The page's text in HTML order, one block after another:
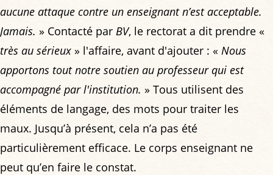
aucune attaque contre un enseignant n’est acceptable.
Jamais. » Contacté par BV, le rectorat a dit prendre «
très au sérieux » l'affaire, avant d'ajouter : « Nous
apportons tout notre soutien au professeur qui est
accompagné par l'institution. » Tous utilisent des
éléments de langage, des mots pour traiter les
maux. Jusqu’à présent, cela n’a pas été
particulièrement efficace. Le corps enseignant ne
peut qu’en faire le constat.